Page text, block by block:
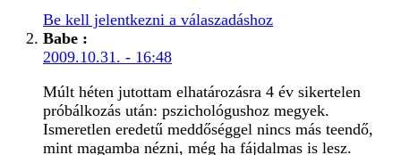
Be kell jelentkezni a válaszadáshoz
Babe :
2009.10.31. - 16:48
Múlt héten jutottam elhatározásra 4 év sikertelen
próbálkozás után: pszichológushoz megyek.
Ismeretlen eredetű meddőséggel nincs más teendő,
mint magamba nézni, még ha fájdalmas is lesz.